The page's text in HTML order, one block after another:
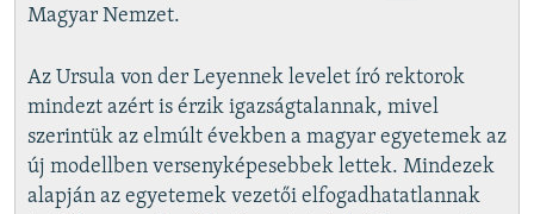
Magyar Nemzet.
Az Ursula von der Leyennek levelet író rektorok
mindezt azért is érzik igazságtalannak, mivel
szerintük az elmúlt években a magyar egyetemek az
új modellben versenyképesebbek lettek. Mindezek
alapján az egyetemek vezetői elfogadhatatlannak